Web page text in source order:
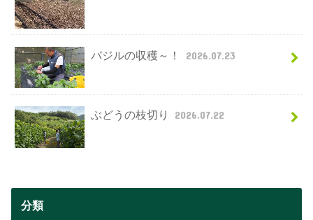
バジルの収穫～！ 2026.07.23
ぶどうの枝切り 2026.07.22
分類